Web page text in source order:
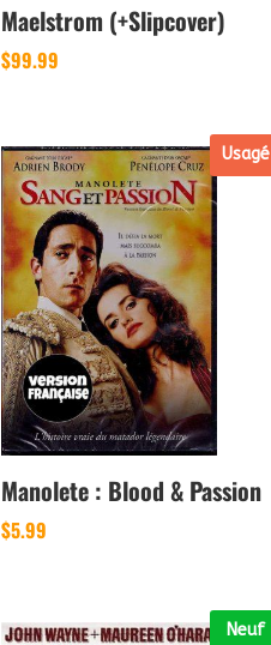
Maelstrom (+Slipcover)
$99.99
Usagé
Manolete : Blood & Passion
$5.99
Neuf